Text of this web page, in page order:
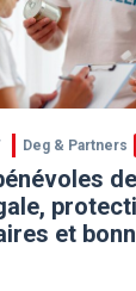
Deg & Partners
et